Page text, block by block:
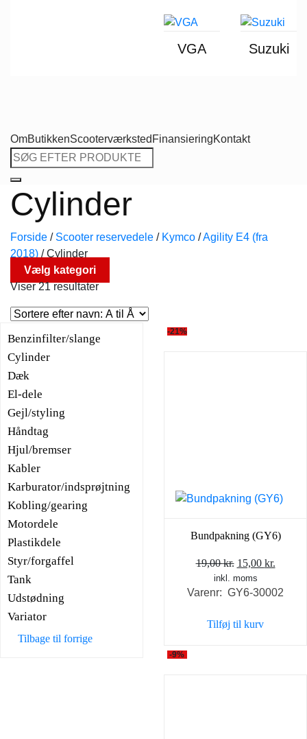
VGA Suzuki
OmButikkenScooterværksted FinansieringKontakt
Søg
efter:
Cylinder
Forside / Scooter reservedele / Kymco /Agility E4 (fra
2018) /Cylinder
Vælg kategori
Viser 21 resultater
Benzinfilter/slange
Cylinder
Dæk
El-dele
Gejl/styling
Håndtag
Hjul/bremser
Kabler
Karburator/indsprøjtning
Kobling/gearing
Motordele
Plastikdele
Styr/forgaffel
Tank
Udstødning
Variator
Tilbage til forrige
-21%
Bundpakning (GY6)
19,00kr. Den
oprindelige
pris
19,00 kr..
15,00 kr.
pris
inkl. moms
Varenr: GY6-30002
Tilføj til kurv
-9%